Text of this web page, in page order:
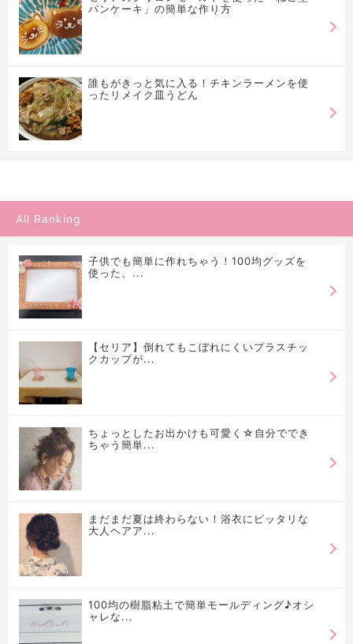
パンケーキ」の簡単な作り方
誰もがきっと気に入る！チキンラーメンを使
ったリメイク皿うどん
All Ranking
子供でも簡単に作れちゃう！100均グッズを
使った、...
【セリア】倒れてもこぼれにくいプラスチッ
クカップが...
ちょっとしたお出かけも可愛く☆自分ででき
ちゃう簡単...
まだまだ夏は終わらない！浴衣にピッタリな
大人ヘアア...
100均の樹脂粘土で簡単モールディング♪オシ
ャレな...